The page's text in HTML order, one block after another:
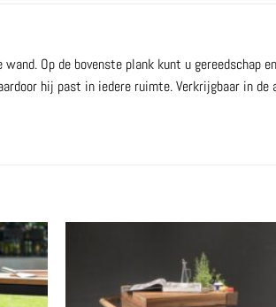
Op de bovenste plank kunt u gereedschap
hij past in iedere ruimte. Verkrijgbaar in